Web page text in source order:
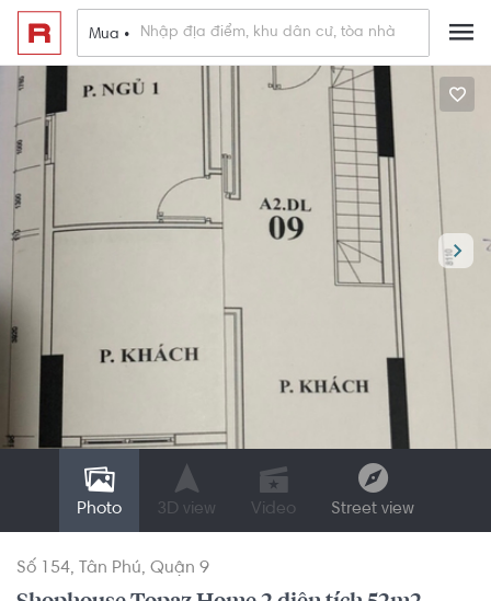
Mua •
Photo 3D view Video Street view
Số 154 Tân Phú Quận 9